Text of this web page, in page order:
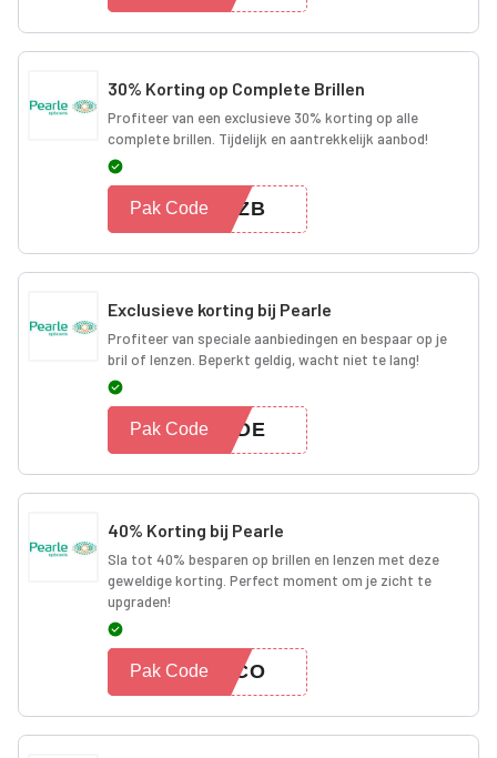
30% Korting op Complete Brillen
Profiteer van een exclusieve 30% korting op alle
complete brillen. Tijdelijk en aantrekkelijk aanbod!
30ZB
Pak Code
Exclusieve korting bij Pearle
Profiteer van speciale aanbiedingen en bespaar op je
bril of lenzen. Beperkt geldig, wacht niet te lang!
CODE
Pak Code
40% Korting bij Pearle
Sla tot 40% besparen op brillen en lenzen met deze
geweldige korting. Perfect moment om je zicht te
upgraden!
40CO
Pak Code